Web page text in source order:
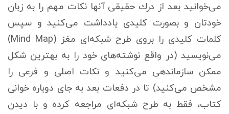
می‌خوانيد بعد از درك حقيقی آنها نكات مهم را به زبان
خودتان و بصورت كليدی يادداشت می‌كنيد و سپس
كلمات كليدی را بروی طرح شبكه‌ای مغز (Mind Map)
می‌نويسيد (در واقع نوشته‌های خود را به بهترين شكل
ممكن سازماندهی می‌كنيد و نكات اصلی و فرعی را
مشخص می‌كنيد) تا در دفعات بعد به جای دوباره خوانی
كتاب، فقط به طرح شبكه‌ای مراجعه كرده و با ديدن